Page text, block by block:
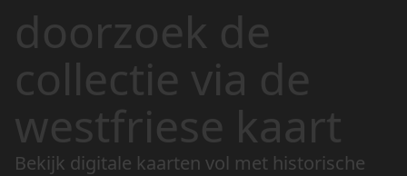
doorzoek de
collectie via de
westfriese kaart
Bekijk digitale kaarten vol met historische